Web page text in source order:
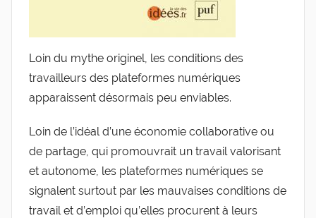
Loin du mythe originel, les conditions des
travailleurs des plateformes numériques
apparaissent désormais peu enviables.
Loin de l’idéal d’une économie collaborative ou
de partage, qui promouvrait un travail valorisant
et autonome, les plateformes numériques se
signalent surtout par les mauvaises conditions de
travail et d’emploi qu’elles procurent à leurs